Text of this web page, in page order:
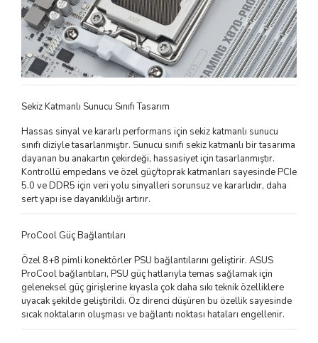
Sekiz Katmanlı Sunucu Sınıfı Tasarım
Hassas sinyal ve kararlı performans için sekiz katmanlı sunucu
sınıfı diziyle tasarlanmıştır. Sunucu sınıfı sekiz katmanlı bir tasarıma
dayanan bu anakartın çekirdeği, hassasiyet için tasarlanmıştır.
Kontrollü empedans ve özel güç/toprak katmanları sayesinde PCIe
5.0 ve DDR5 için veri yolu sinyalleri sorunsuz ve kararlıdır, daha
sert yapı ise dayanıklılığı artırır.
ProCool Güç Bağlantıları
Özel 8+8 pimli konektörler PSU bağlantılarını geliştirir. ASUS
ProCool bağlantıları, PSU güç hatlarıyla temas sağlamak için
geleneksel güç girişlerine kıyasla çok daha sıkı teknik özelliklere
uyacak şekilde geliştirildi. Öz direnci düşüren bu özellik sayesinde
sıcak noktaların oluşması ve bağlantı noktası hataları engellenir.